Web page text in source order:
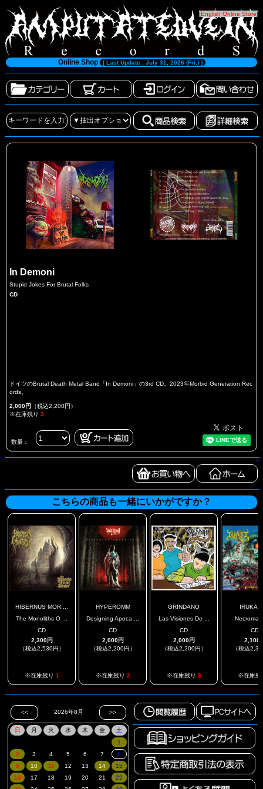
[English Online Store]
Online Shop [ Last Update : July 31, 2026 (Fri.) ]
In Demoni
Stupid Jokes For Brutal Folks
CD
ドイツのBrutal Death Metal Band「In Demoni」の3rd CD。2023年Morbid Generation Rec
ords。
2,000円 （税込2,200円）
※在庫残り 3
数量：
こちらの商品も一緒にいかがですか？
HIBERNUS MOR ...
The Monoliths O ...
CD
2,300円
（税込2,530円）
※在庫残り 1
HYPEROMM
Designing Apoca ...
CD
2,000円
（税込2,200円）
※在庫残り 2
GRINDANO
Las Visiones De ...
CD
2,000円
（税込2,200円）
※在庫残り 3
CD
2,100
（税込
※在庫残